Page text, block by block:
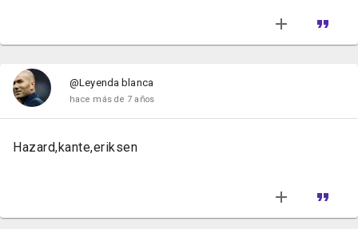
@Leyenda blanca
hace más de 7 años
Hazard,kante,eriksen